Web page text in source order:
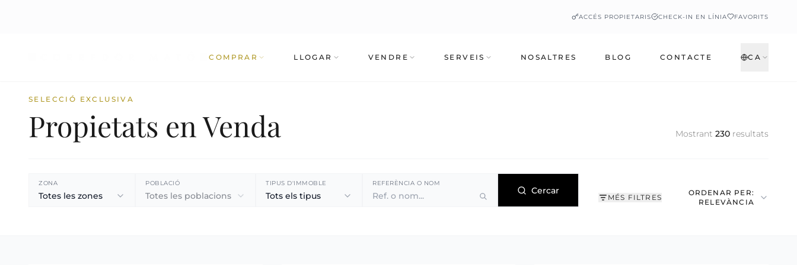
ACCÉS PROPIETARIS CHECK-IN EN LÍNIA FAVORITS
COMPRAR LLOGAR VENDRE SERVEIS NOSALTRES BLOG CONTACTE CA
SELECCIÓ EXCLUSIVA
Propietats en Venda Mostrant 230 resultats
ZONA
Totes les zones
POBLACIÓ
Totes les poblacions
TIPUS D'IMMOBLE
Tots els tipus
REFERÈNCIA O NOM
Cercar
MÉS FILTRES
ORDENAR PER:
RELEVÀNCIA